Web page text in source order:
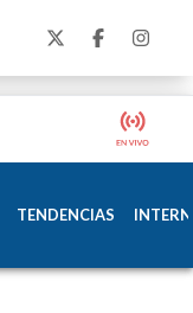
TENDENCIAS